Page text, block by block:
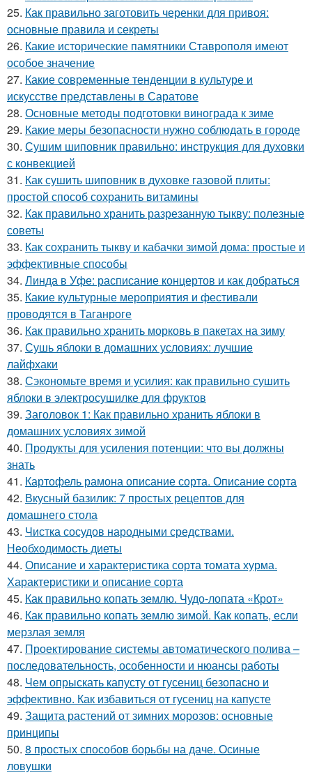
25. Как правильно заготовить черенки для привоя:
основные правила и секреты
26. Какие исторические памятники Ставрополя имеют
особое значение
27. Какие современные тенденции в культуре и
искусстве представлены в Саратове
28. Основные методы подготовки винограда к зиме
29. Какие меры безопасности нужно соблюдать в городе
30. Сушим шиповник правильно: инструкция для духовки
с конвекцией
31. Как сушить шиповник в духовке газовой плиты:
простой способ сохранить витамины
32. Как правильно хранить разрезанную тыкву: полезные
советы
33. Как сохранить тыкву и кабачки зимой дома: простые и
эффективные способы
34. Линда в Уфе: расписание концертов и как добраться
35. Какие культурные мероприятия и фестивали
проводятся в Таганроге
36. Как правильно хранить морковь в пакетах на зиму
37. Сушь яблоки в домашних условиях: лучшие
лайфхаки
38. Сэкономьте время и усилия: как правильно сушить
яблоки в электросушилке для фруктов
39. Заголовок 1: Как правильно хранить яблоки в
домашних условиях зимой
40. Продукты для усиления потенции: что вы должны
знать
41. Картофель рамона описание сорта. Описание сорта
42. Вкусный базилик: 7 простых рецептов для
домашнего стола
43. Чистка сосудов народными средствами.
Необходимость диеты
44. Описание и характеристика сорта томата хурма.
Характеристики и описание сорта
45. Как правильно копать землю. Чудо-лопата «Крот»
46. Как правильно копать землю зимой. Как копать, если
мерзлая земля
47. Проектирование системы автоматического полива –
последовательность, особенности и нюансы работы
48. Чем опрыскать капусту от гусениц безопасно и
эффективно. Как избавиться от гусениц на капусте
49. Защита растений от зимних морозов: основные
принципы
50. 8 простых способов борьбы на даче. Осиные
ловушки